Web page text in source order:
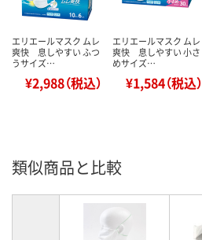
エリエールマスク ムレ
爽快 息しやすい ふつ
うサイズ…
¥2,988（税込）
エリエールマスク ムレ
爽快 息しやすい 小さ
めサイズ…
¥1,584（税込）
類似商品と比較